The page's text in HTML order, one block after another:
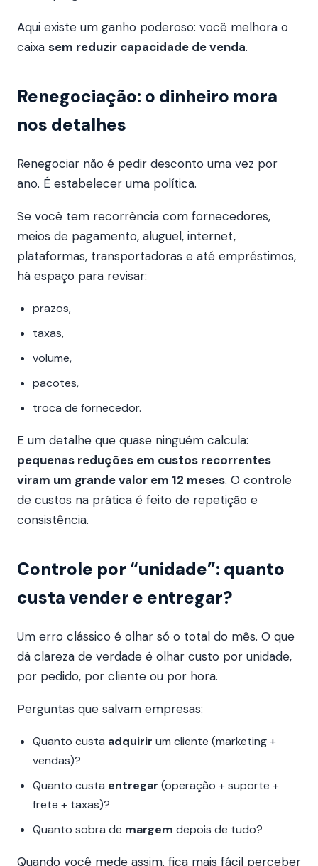
Aqui existe um ganho poderoso: você melhora o
caixa sem reduzir capacidade de venda.
Renegociação: o dinheiro mora
nos detalhes
Renegociar não é pedir desconto uma vez por
ano. É estabelecer uma política.
Se você tem recorrência com fornecedores,
meios de pagamento, aluguel, internet,
plataformas, transportadoras e até empréstimos,
há espaço para revisar:
prazos,
taxas,
volume,
pacotes,
troca de fornecedor.
E um detalhe que quase ninguém calcula:
pequenas reduções em custos recorrentes
viram um grande valor em 12 meses. O controle
de custos na prática é feito de repetição e
consistência.
Controle por “unidade”: quanto
custa vender e entregar?
Um erro clássico é olhar só o total do mês. O que
dá clareza de verdade é olhar custo por unidade,
por pedido, por cliente ou por hora.
Perguntas que salvam empresas:
Quanto custa adquirir um cliente (marketing +
vendas)?
Quanto custa entregar (operação + suporte +
frete + taxas)?
Quanto sobra de margem depois de tudo?
Quando você mede assim, fica mais fácil perceber